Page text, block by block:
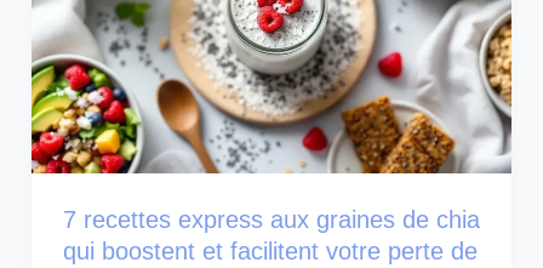
7 recettes express aux graines de chia
qui boostent et facilitent votre perte de